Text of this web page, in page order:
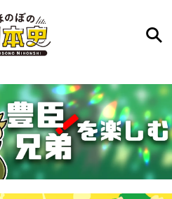
人物、時代などを入力して
検索結果を提示するよ（嘘